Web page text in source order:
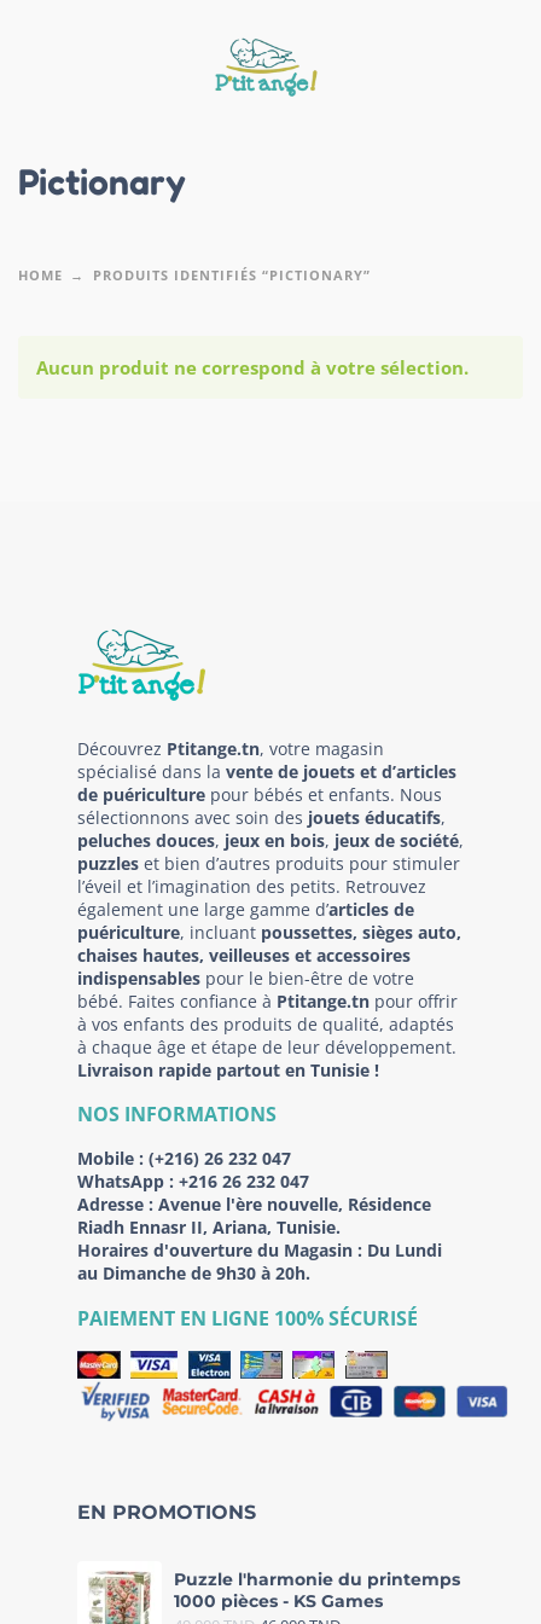
Pictionary
HOME PRODUITS IDENTIFIÉS “PICTIONARY”
Aucun produit ne correspond à votre sélection.
Découvrez Ptitange.tn, votre magasin
spécialisé dans la vente de jouets et d’articles
de puériculture pour bébés et enfants. Nous
sélectionnons avec soin des jouets éducatifs,
peluches douces, jeux en bois, jeux de société,
puzzles et bien d’autres produits pour stimuler
l’éveil et l’imagination des petits. Retrouvez
également une large gamme d’articles de
puériculture, incluant poussettes, sièges auto,
chaises hautes, veilleuses et accessoires
indispensables pour le bien-être de votre
bébé. Faites confiance à Ptitange.tn pour offrir
à vos enfants des produits de qualité, adaptés
à chaque âge et étape de leur développement.
Livraison rapide partout en Tunisie !
NOS INFORMATIONS
Mobile : (+216) 26 232 047
WhatsApp : +216 26 232 047
Adresse : Avenue l'ère nouvelle, Résidence
Riadh Ennasr II, Ariana, Tunisie.
Horaires d'ouverture du Magasin : Du Lundi
au Dimanche de 9h30 à 20h.
PAIEMENT EN LIGNE 100% SÉCURISÉ
EN PROMOTIONS
Puzzle l'harmonie du printemps
1000 pièces - KS Games